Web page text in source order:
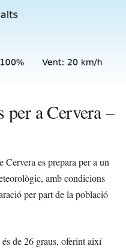
per a Cervera –
es prepara per a un
amb condicions
per part de la població
és de 26 graus, oferint així